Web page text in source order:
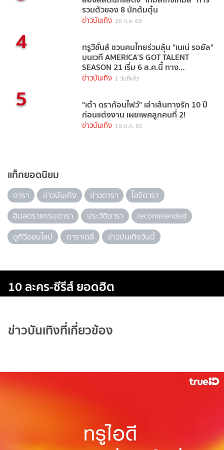
รวมตัวของ 8 นักต้มตุ๋น
ข่าวบันเทิง 20 ก.ค. 69
4 ทรูวิชั่นส์ ชวนคนไทยร่วมลุ้น "เนเน่ รอยัล"
บนเวที AMERICA’S GOT TALENT
SEASON 21 เริ่ม 6 ส.ค.นี้ ทาง
TrueVisions NOW
ข่าวบันเทิง 1 วันที่แล้ว
5 "เต๋า ดราก้อนไฟว์" เล่าเส้นทางรัก 10 ปี
ก่อนแต่งงาน เผยเพศลูกคนที่ 2!
ข่าวบันเทิง 19 ต.ค. 65
แท็กยอดนิยม
ดารา ข่าวบันเทิง ข่าวดารา
ไอจีดารา
อินสตราแกรมดารา
ประวัติดารา
recommended
ดูทีวีออนไลน์
ดาราเดลี่ ข่าวบันเทิงวันนี้
10 ละคร-ซีรีส์ ยอดฮิต
ข่าวบันเทิงที่เกี่ยวข้อง